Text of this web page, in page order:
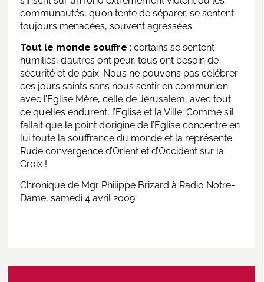
communautés, qu’on tente de séparer, se sentent
toujours menacées, souvent agressées.
Tout le monde souffre ; certains se sentent
humiliés, d’autres ont peur, tous ont besoin de
sécurité et de paix. Nous ne pouvons pas célébrer
ces jours saints sans nous sentir en communion
avec l’Eglise Mère, celle de Jérusalem, avec tout
ce qu’elles endurent, l’Eglise et la Ville. Comme s’il
fallait que le point d’origine de l’Eglise concentre en
lui toute la souffrance du monde et la représente.
Rude convergence d’Orient et d’Occident sur la
Croix !
Chronique de Mgr Philippe Brizard à Radio Notre-
Dame, samedi 4 avril 2009